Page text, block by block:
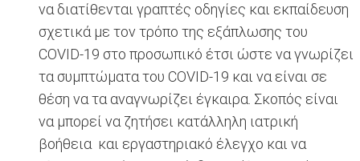
να διατίθενται γραπτές οδηγίες και εκπαίδευση
σχετικά με τον τρόπο της εξάπλωσης του
COVID-19 στο προσωπικό έτσι ώστε να γνωρίζει
τα συμπτώματα του COVID-19 και να είναι σε
θέση να τα αναγνωρίζει έγκαιρα. Σκοπός είναι
να μπορεί να ζητήσει κατάλληλη ιατρική
βοήθεια και εργαστηριακό έλεγχο και να